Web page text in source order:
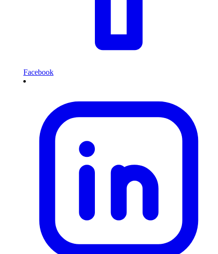
Facebook